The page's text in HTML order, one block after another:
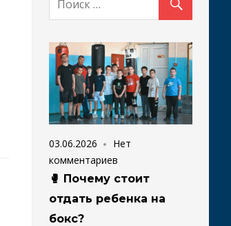
03.06.2026
Нет
комментариев
🥊 Почему стоит
отдать ребенка на
бокс?